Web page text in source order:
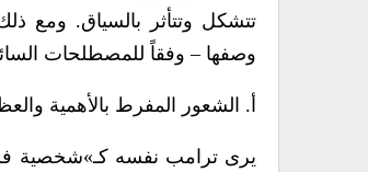
تتشكل وتتأثر بالسياق. ومع
وصفها – وفقاً للمصطلحات
أ. الشعور المفرط بالأهمية
يرى ترامب نفسه كـ»شخصية